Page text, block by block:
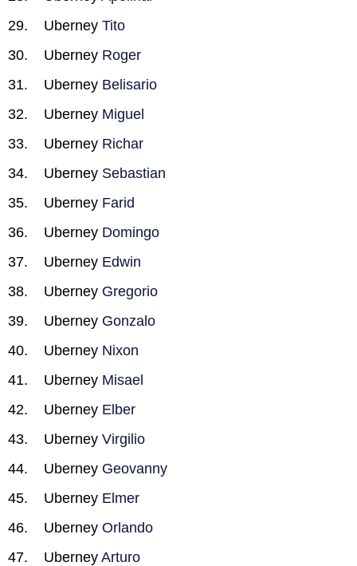
Uberney Tito
Uberney Roger
Uberney Belisario
Uberney Miguel
Uberney Richar
Uberney Sebastian
Uberney Farid
Uberney Domingo
Uberney Edwin
Uberney Gregorio
Uberney Gonzalo
Uberney Nixon
Uberney Misael
Uberney Elber
Uberney Virgilio
Uberney Geovanny
Uberney Elmer
Uberney Orlando
Uberney Arturo